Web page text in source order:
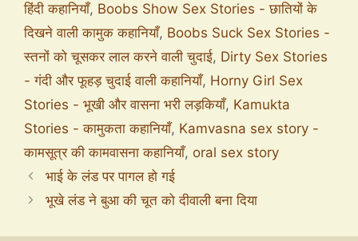
हिंदी कहानियाँ, Boobs Show Sex Stories - छातियों के
दिखने वाली कामुक कहानियाँ, Boobs Suck Sex Stories -
स्तनों को चूसकर लाल करने वाली चुदाई, Dirty Sex Stories
- गंदी और फूहड़ चुदाई वाली कहानियाँ, Horny Girl Sex
Stories - भूखी और वासना भरी लड़कियाँ, Kamukta
Stories - कामुकता कहानियाँ, Kamvasna sex story -
कामसूत्र की कामवासना कहानियाँ, oral sex story
भाई के लंड पर पागल हो गई
भूखे लंड ने बुआ की चूत को दीवाली बना दिया